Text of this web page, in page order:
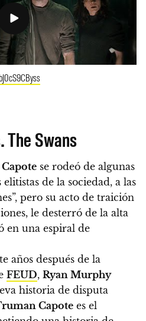
The Swans
se rodeó de algunas
de la sociedad, a las
pero su acto de traición
le desterró de la alta
en una espiral de
años después de la
FEUD, Ryan Murphy
historia de disputa
Capote es el